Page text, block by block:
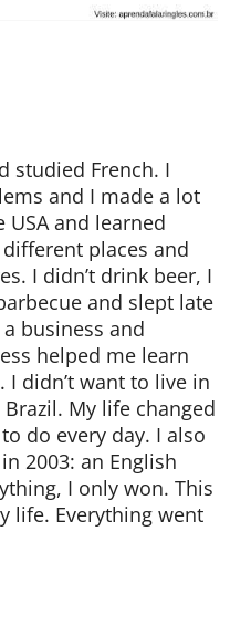
studied French. I
and I made a lot
and learned
places and
I didn’t drink beer, I
and slept late
business and
helped me learn
didn’t want to live in
My life changed
do every day. I also
2003: an English
I only won. This
life. Everything went